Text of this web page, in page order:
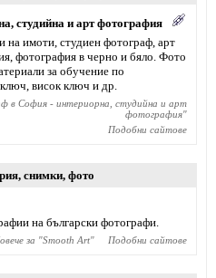
студийна и арт фотография
на имоти, студиен фотограф, арт
фотография в черно и бяло. Фото
за обучение по
висок ключ и др.
в София - интериорна, студийна и арт
фотография"
Подобни сайтове
, снимки, фото
на български фотографи.
за "Smooth Art" Подобни сайтове